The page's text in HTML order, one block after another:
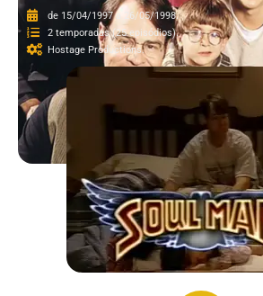
de 15/04/1997 a 26/05/1998.
2 temporadas (25 episódios).
Hostage Productions.